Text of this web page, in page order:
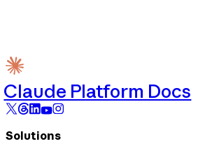
Claude Platform Docs
Solutions